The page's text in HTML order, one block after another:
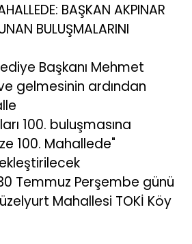
BAŞKAN AKPINAR
BULUŞMALARINI
Başkanı Mehmet
gelmesinin ardından
100. buluşmasına
100. Mahallede"
Temmuz Perşembe günü
Mahallesi TOKİ Köy